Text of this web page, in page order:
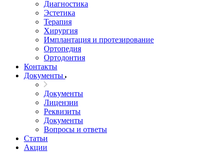
Диагностика
Эстетика
Терапия
Хирургия
Имплантация и протезирование
Ортопедия
Ортодонтия
Контакты
Документы
Документы
Лицензии
Реквизиты
Документы
Вопросы и ответы
Статьи
Акции